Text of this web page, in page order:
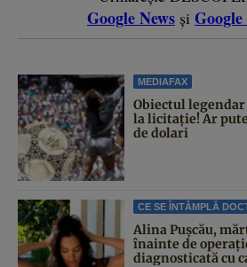
Google News și Google
MEDIAFAX
Obiectul
la licitație! Ar
de dolari
CE SE ÎNTÂMPLĂ
Alina Pușcău,
înainte de
diagnosticată cu